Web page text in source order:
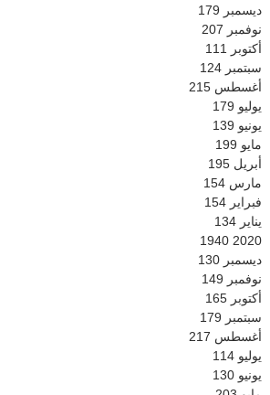
ديسمبر 179
نوفمبر 207
أكتوبر 111
سبتمبر 124
أغسطس 215
يوليو 179
يونيو 139
مايو 199
أبريل 195
مارس 154
فبراير 154
يناير 134
2020
1940
ديسمبر 130
نوفمبر 149
أكتوبر 165
سبتمبر 179
أغسطس 217
يوليو 114
يونيو 130